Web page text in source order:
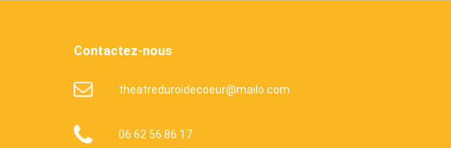
Contactez-nous
theatreduroidecoeur@mailo.com
06 62 56 86 17